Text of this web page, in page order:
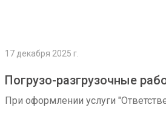
17 декабря 2025 г.
Погрузо-разгрузочные
При оформлении услуги